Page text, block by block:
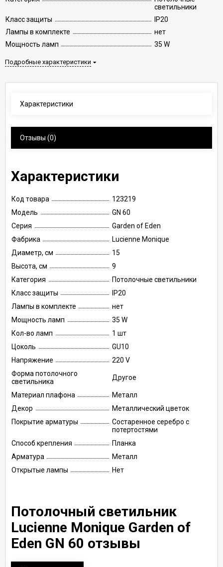
светильники
Класс защиты
IP20
Лампы в комплекте
нет
Мощность ламп
35 W
Подробные характеристики
Характеристики
Отзывы (0)
Характеристики
Код товара
123219
Модель
GN 60
Серия
Garden of Eden
Фабрика
Lucienne Monique
Диаметр, см
15
Высота, см
9
Категория
Потолочные светильники
Класс защиты
IP20
Лампы в комплекте
нет
Мощность ламп
35 W
Кол-во ламп
1 шт
Цоколь
GU10
Напряжение
220 V
Форма потолочного
светильника
Другое
Материал плафона
Металл
Декор
Металлический цветок
Покрытие арматуры
Состаренное серебро с
потертостями
Способ крепления
Планка
Арматура
Металл
Открытые лампы
Нет
Потолочный светильник
Lucienne Monique Garden of
Eden GN 60 отзывы